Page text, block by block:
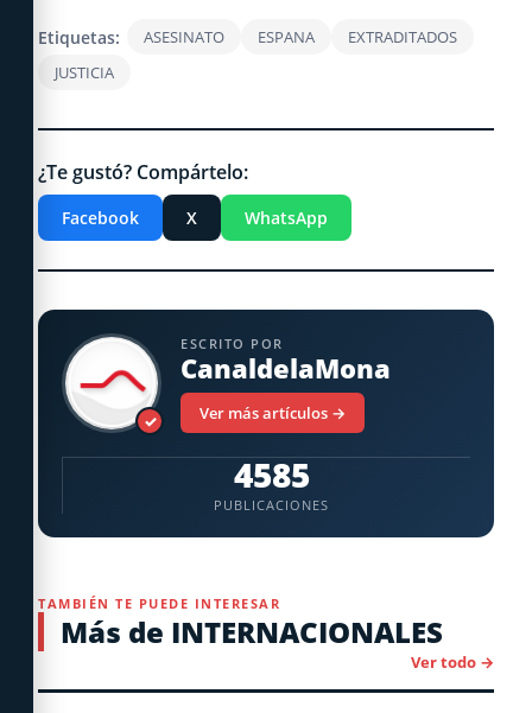
Etiquetas: ASESINATO ESPANA
EXTRADITADOS
JUSTICIA
¿Te gustó? Compártelo:
Facebook X WhatsApp
✓
ESCRITO POR
CanaldelaMona
Ver más artículos →
4585
PUBLICACIONES
TAMBIÉN TE PUEDE INTERESAR
Más de INTERNACIONALES
Ver todo →